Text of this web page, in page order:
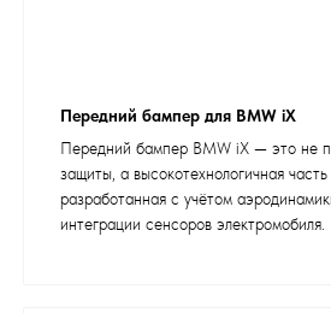
Передний бампер для BMW iX
Передний бампер BMW iX — это не
защиты, а высокотехнологичная часть
разработанная с учётом
интеграции сенсоров электромобиля.